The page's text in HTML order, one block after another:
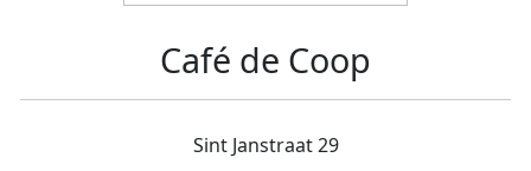
Café de Coop
Sint Janstraat 29